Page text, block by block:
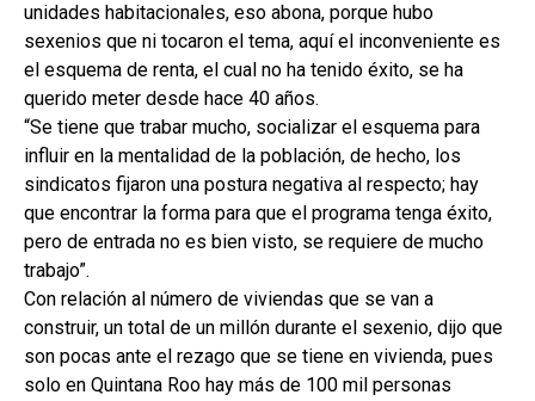
unidades habitacionales, eso abona, porque hubo
sexenios que ni tocaron el tema, aquí el inconveniente es
el esquema de renta, el cual no ha tenido éxito, se ha
querido meter desde hace 40 años.
“Se tiene que trabar mucho, socializar el esquema para
influir en la mentalidad de la población, de hecho, los
sindicatos fijaron una postura negativa al respecto; hay
que encontrar la forma para que el programa tenga éxito,
pero de entrada no es bien visto, se requiere de mucho
trabajo”.
Con relación al número de viviendas que se van a
construir, un total de un millón durante el sexenio, dijo que
son pocas ante el rezago que se tiene en vivienda, pues
solo en Quintana Roo hay más de 100 mil personas